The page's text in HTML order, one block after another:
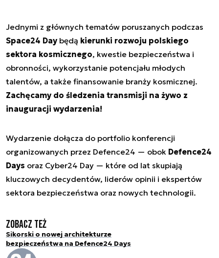
Jednymi z głównych tematów poruszanych podczas
Space24 Daybędą kierunki rozwoju polskiego
sektora kosmicznego, kwestie bezpieczeństwa i
obronności, wykorzystanie potencjału młodych
talentów, a także finansowanie branży kosmicznej.
Zachęcamy do śledzenia transmisji na żywo z
inauguracji wydarzenia!
Wydarzenie dołącza do portfolio konferencji
organizowanych przez Defence24 — obok Defence24
Days oraz Cyber24 Day — które od lat skupiają
kluczowych decydentów, liderów opinii i ekspertów
sektora bezpieczeństwa oraz nowych technologii.
Zobacz też
Sikorski o nowej architekturze
bezpieczeństwa na Defence24 Days